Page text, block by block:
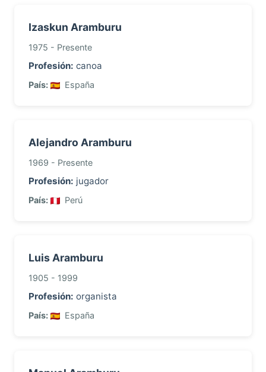
Izaskun Aramburu
1975 - Presente
Profesión: canoa
País: España
Alejandro Aramburu
1969 - Presente
Profesión: jugador
País: Perú
Luis Aramburu
1905 - 1999
Profesión: organista
País: España